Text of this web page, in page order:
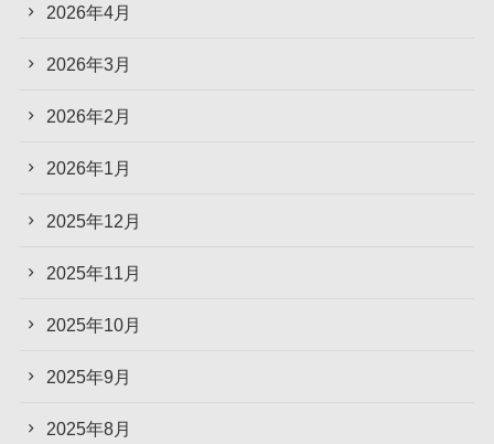
2026年4月
2026年3月
2026年2月
2026年1月
2025年12月
2025年11月
2025年10月
2025年9月
2025年8月